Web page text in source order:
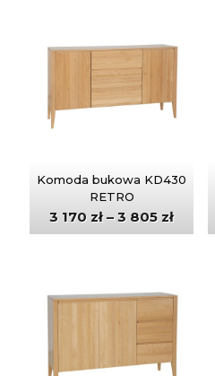
Komoda bukowa KD430
RETRO
3 170 zł–3 805 zł